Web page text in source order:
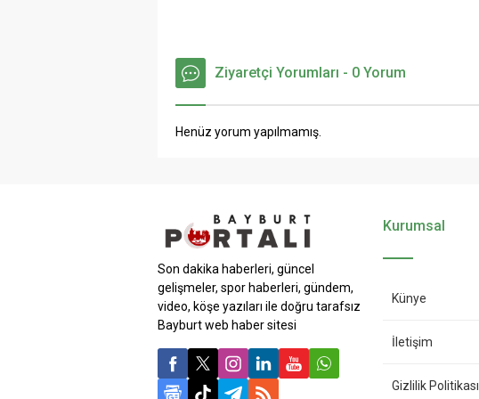
Ziyaretçi Yorumları - 0 Yorum
Henüz yorum yapılmamış.
Son dakika haberleri, güncel
gelişmeler, spor haberleri, gündem,
video, köşe yazıları ile doğru tarafsız
Bayburt web haber sitesi
Kurumsal
Künye
İletişim
Gizlilik Politikası